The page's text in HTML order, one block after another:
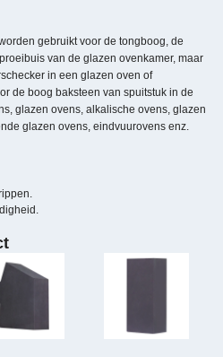
gebruikt voor de tongboog, de
van de glazen ovenkamer, maar
in een glazen oven of
de boog baksteen van spuitstuk in de
glazen ovens, alkalische ovens, glazen
glazen ovens, eindvuurovens enz.